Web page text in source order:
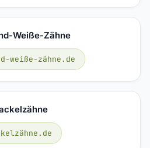
Weiße-Zähne
weiße-zähne.de